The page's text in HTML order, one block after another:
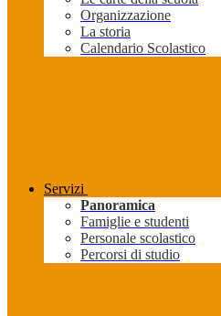
Organizzazione
La storia
Calendario Scolastico
Servizi
Panoramica
Famiglie e studenti
Personale scolastico
Percorsi di studio